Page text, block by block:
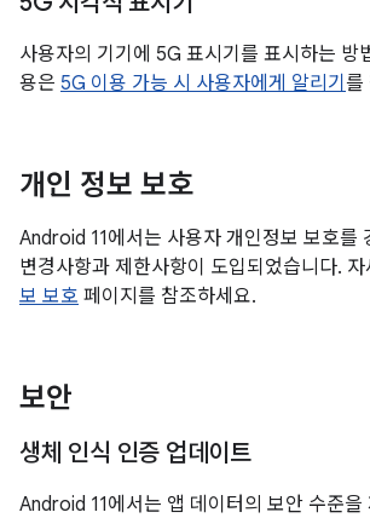
사용자의 기기에 5G 표시기를 표시하는 방
용은 5G 이용 가능 시 사용자에게 알리기 를
개인 정보 보호
Android 11에서는 사용자 개인정보 보호를
변경사항과 제한사항이 도입되었습니다.
보 보호 페이지를 참조하세요.
보안
생체 인식 인증 업데이트
Android 11에서는 앱 데이터의 보안 수준을